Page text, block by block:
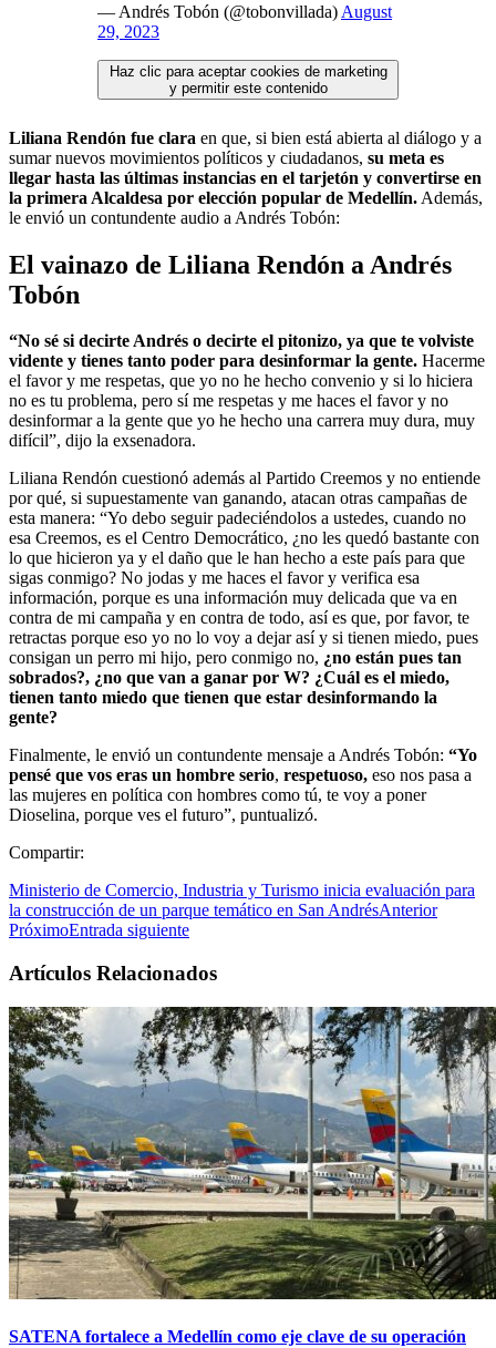
— Andrés Tobón (@tobonvillada) August
29, 2023
Haz clic para aceptar cookies de marketing
y permitir este contenido
Liliana Rendón fue clara en que, si bien está abierta al diálogo y a
sumar nuevos movimientos políticos y ciudadanos, su meta es
llegar hasta las últimas instancias en el tarjetón y convertirse en
la primera Alcaldesa por elección popular de Medellín. Además,
le envió un contundente audio a Andrés Tobón:
El vainazo de Liliana Rendón a Andrés
Tobón
“No sé si decirte Andrés o decirte el pitonizo, ya que te volviste
vidente y tienes tanto poder para desinformar la gente. Hacerme
el favor y me respetas, que yo no he hecho convenio y si lo hiciera
no es tu problema, pero sí me respetas y me haces el favor y no
desinformar a la gente que yo he hecho una carrera muy dura, muy
difícil”, dijo la exsenadora.
Liliana Rendón cuestionó además al Partido Creemos y no entiende
por qué, si supuestamente van ganando, atacan otras campañas de
esta manera: “Yo debo seguir padeciéndolos a ustedes, cuando no
esa Creemos, es el Centro Democrático, ¿no les quedó bastante con
lo que hicieron ya y el daño que le han hecho a este país para que
sigas conmigo? No jodas y me haces el favor y verifica esa
información, porque es una información muy delicada que va en
contra de mi campaña y en contra de todo, así es que, por favor, te
retractas porque eso yo no lo voy a dejar así y si tienen miedo, pues
consigan un perro mi hijo, pero conmigo no, ¿no están pues tan
sobrados?, ¿no que van a ganar por W? ¿Cuál es el miedo,
tienen tanto miedo que tienen que estar desinformando la
gente?
Finalmente, le envió un contundente mensaje a Andrés Tobón: “Yo
pensé que vos eras un hombre serio, respetuoso, eso nos pasa a
las mujeres en política con hombres como tú, te voy a poner
Dioselina, porque ves el futuro”, puntualizó.
Compartir:
Ministerio de Comercio, Industria y Turismo inicia evaluación para
la construcción de un parque temático en San AndrésAnterior
PróximoEntrada siguiente
Artículos Relacionados
SATENA fortalece a Medellín como eje clave de su operación